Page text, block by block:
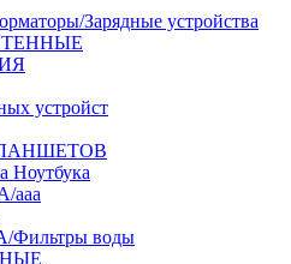
Зарядные устройства
устройст
Ноутбука
ааа
воды